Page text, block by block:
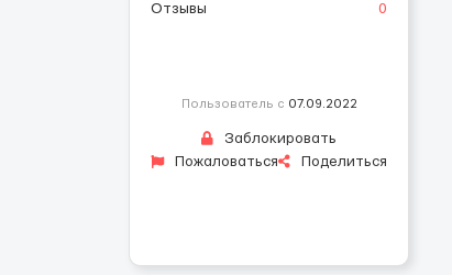
Отзывы
0
Пользователь с 07.09.2022
Заблокировать
Пожаловаться
Поделиться